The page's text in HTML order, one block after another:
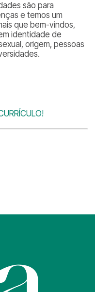
são para
e temos um
que bem-vindos,
identidade de
origem, pessoas